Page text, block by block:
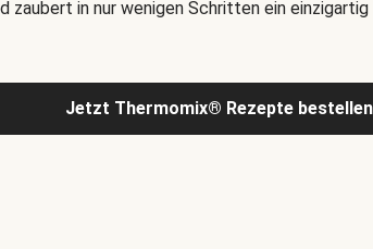
zaubert in nur wenigen Schritten ein
Jetzt Thermomix® Rezepte bestellen